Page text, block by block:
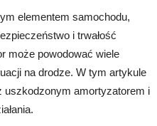
elementem samochodu,
i trwałość
może powodować wiele
na drodze. W tym artykule
amortyzatorem i